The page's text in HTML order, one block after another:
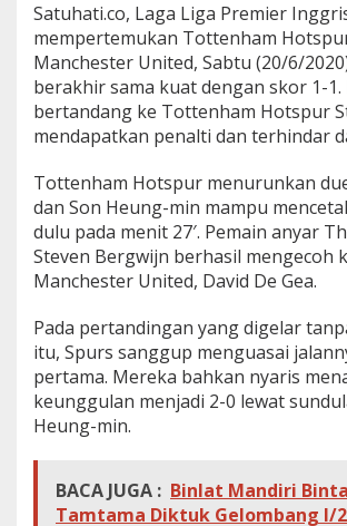
e
n
o
n
t
o
n
T
o
t
t
e
n
m
v
s
M
a
k
Satuhati.co, Laga Liga Premier
mempertemukan Tottenham
Manchester United, Sabtu (20/6/
berakhir sama kuat dengan skor 1-
bertandang ke Tottenham Hotspur
mendapatkan penalti dan terhindar
Tottenham Hotspur menurunkan
dan Son Heung-min mampu
dulu pada menit 27′. Pemain anyar
Steven Bergwijn berhasil mengecoh
Manchester United, David De Gea.
Pada pertandingan yang digelar
itu, Spurs sanggup menguasai
pertama. Mereka bahkan nyaris
keunggulan menjadi 2-0 lewat
Heung-min.
BACA JUGA : Binlat Mandiri
Tamtama Diktuk Gelombang I/